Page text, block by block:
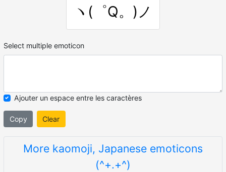
ヽ(゜Q。)ノ
Select multiple emoticon
Ajouter un espace entre les caractères
Copy Clear
More kaomoji, Japanese emoticons
(^+.+^)